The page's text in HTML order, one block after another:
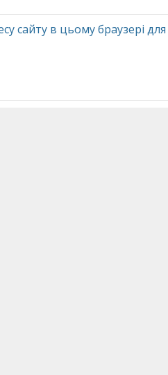
сайту в цьому браузері